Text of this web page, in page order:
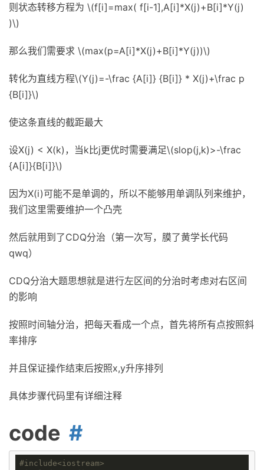
则状态转移方程为 \(f[i]=max( f[i-1],A[i]*X(j)+B[i]*Y(j)
)\)
那么我们需要求 \(max(p=A[i]*X(j)+B[i]*Y(j))\)
转化为直线方程\(Y(j)=-\frac {A[i]} {B[i]} * X(j)+\frac p
{B[i]}\)
使这条直线的截距最大
设X(j) < X(k)，当k比j更优时需要满足\(slop(j,k)>-\frac
{A[i]}{B[i]}\)
因为X(i)可能不是单调的，所以不能够用单调队列来维护，
我们这里需要维护一个凸壳
然后就用到了CDQ分治（第一次写，膜了黄学长代码
qwq）
CDQ分治大题思想就是进行左区间的分治时考虑对右区间
的影响
按照时间轴分治，把每天看成一个点，首先将所有点按照斜
率排序
并且保证操作结束后按照x,y升序排列
具体步骤代码里有详细注释
code
#include<iostream>